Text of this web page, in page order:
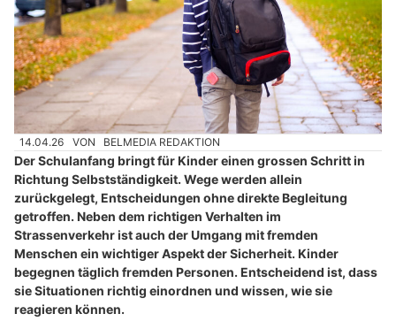
14.04.26 VON BELMEDIA REDAKTION
Der Schulanfang bringt für Kinder einen grossen Schritt in
Richtung Selbstständigkeit. Wege werden allein
zurückgelegt, Entscheidungen ohne direkte Begleitung
getroffen. Neben dem richtigen Verhalten im
Strassenverkehr ist auch der Umgang mit fremden
Menschen ein wichtiger Aspekt der Sicherheit. Kinder
begegnen täglich fremden Personen. Entscheidend ist, dass
sie Situationen richtig einordnen und wissen, wie sie
reagieren können.